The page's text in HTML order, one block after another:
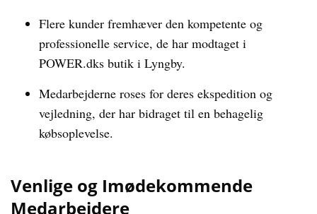
Flere kunder fremhæver den kompetente og
professionelle service, de har modtaget i
POWER.dks butik i Lyngby.
Medarbejderne roses for deres ekspedition og
vejledning, der har bidraget til en behagelig
købsoplevelse.
Venlige og Imødekommende
Medarbejdere